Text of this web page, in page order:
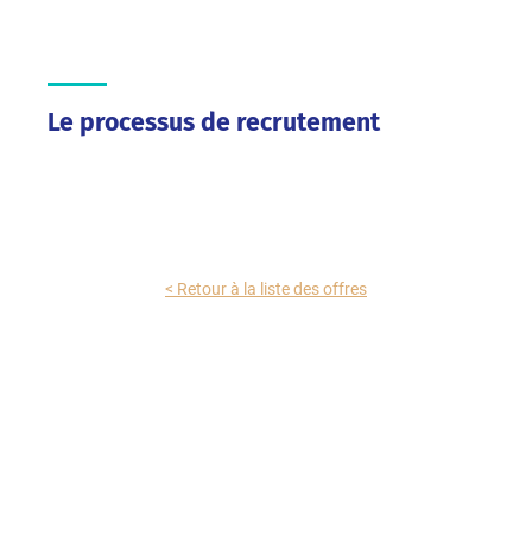
Le processus de recrutement
< Retour à la liste des offres